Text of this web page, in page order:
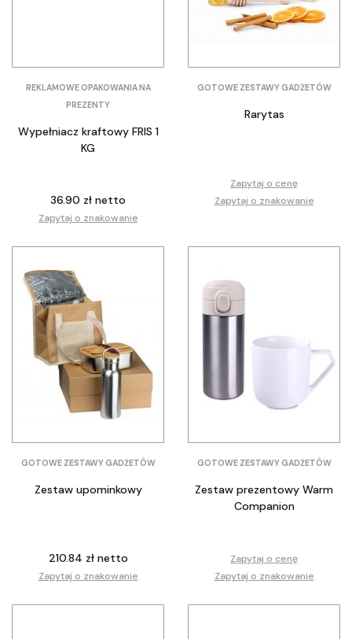
REKLAMOWE OPAKOWANIA NA
PREZENTY
Wypełniacz kraftowy FRIS 1
KG
36.90 zł netto
Zapytaj o znakowanie
GOTOWE ZESTAWY GADŻETÓW
Rarytas
Zapytaj o cenę
Zapytaj o znakowanie
GOTOWE ZESTAWY GADŻETÓW
Zestaw upominkowy
210.84 zł netto
Zapytaj o znakowanie
GOTOWE ZESTAWY GADŻETÓW
Zestaw prezentowy Warm
Companion
Zapytaj o cenę
Zapytaj o znakowanie